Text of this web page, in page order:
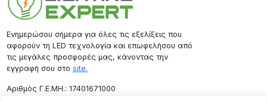
Ενημερώσου σήμερα για όλες τις εξελίξεις που
αφορούν τη LED τεχνολογία και επωφελήσου από
τις μεγάλες προσφορές μας, κάνοντας την
εγγραφή σου στο site.
Aριθμός Γ.Ε.ΜΗ.: 17401671000